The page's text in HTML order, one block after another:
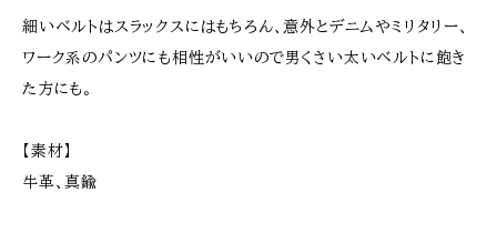
細いベルトはスラックスにはもちろん、意外とデニムやミリタリー、
ワーク系のパンツにも相性がいいので男くさい太いベルトに飽き
た方にも。
【素材】
牛革、真鍮